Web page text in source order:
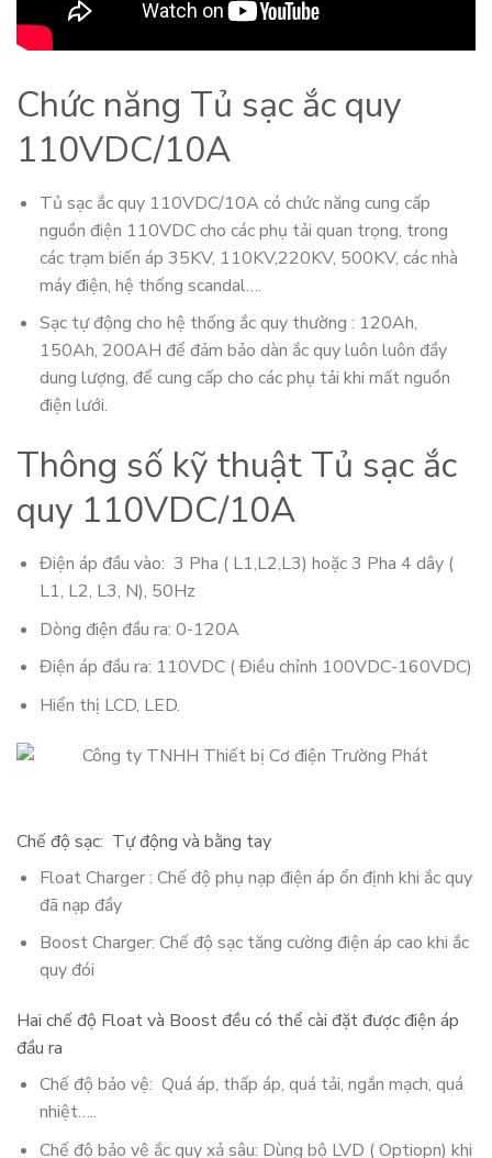
Chức năng Tủ sạc ắc quy
110VDC/10A
Tủ sạc ắc quy 110VDC/10A có chức năng cung cấp
nguồn điện 110VDC cho các phụ tải quan trọng, trong
các trạm biến áp 35KV, 110KV,220KV, 500KV, các nhà
máy điện, hệ thống scandal….
Sạc tự động cho hệ thống ắc quy thường : 120Ah,
150Ah, 200AH để đảm bảo dàn ắc quy luôn luôn đầy
dung lượng, để cung cấp cho các phụ tải khi mất nguồn
điện lưới.
Thông số kỹ thuật Tủ sạc ắc
quy 110VDC/10A
Điện áp đầu vào: 3 Pha ( L1,L2,L3) hoặc 3 Pha 4 dây (
L1, L2, L3, N), 50Hz
Dòng điện đầu ra: 0-120A
Điện áp đầu ra: 110VDC ( Điều chỉnh 100VDC-160VDC)
Hiển thị LCD, LED.
Chế độ sạc: Tự động và bằng tay
Float Charger : Chế độ phụ nạp điện áp ổn định khi ắc quy
đã nạp đầy
Boost Charger: Chế độ sạc tăng cường điện áp cao khi ắc
quy đói
Hai chế độ Float và Boost đều có thể cài đặt được điện áp
đầu ra
Chế độ bảo vệ: Quá áp, thấp áp, quá tải, ngắn mạch, quá
nhiệt…..
Chế độ bảo vệ ắc quy xả sâu: Dùng bộ LVD ( Optiopn) khi